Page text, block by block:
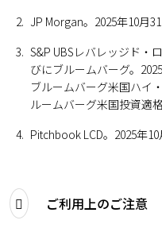
2. JP Morgan。2025年10月31
3. S&P UBSレバレッジド・
びにブルームバーグ。
ブルームバーグ米国ハイ
ルームバーグ米国投資適
4. Pitchbook LCD。2025年10
ご利用上のご注意